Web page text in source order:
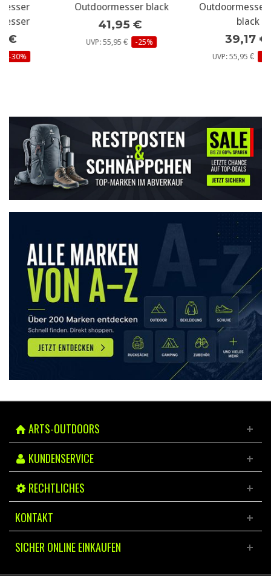
Outdoormesser black
-25%
Outdoormesser black-
-30%
ARTS-OUTDOORS
KUNDENSERVICE
RECHTLICHES
KONTAKT
SICHER ONLINE EINKAUFEN